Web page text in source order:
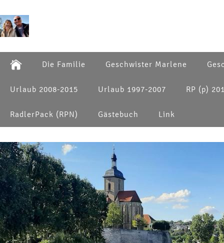
Die Familie Geschwister Marlene
Urlaub 2008-2015 Urlaub 1997-2007 RP (p)
RadlerPack (RPN) Gästebuch Link